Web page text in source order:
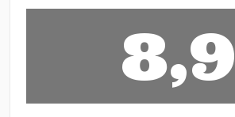
8,9